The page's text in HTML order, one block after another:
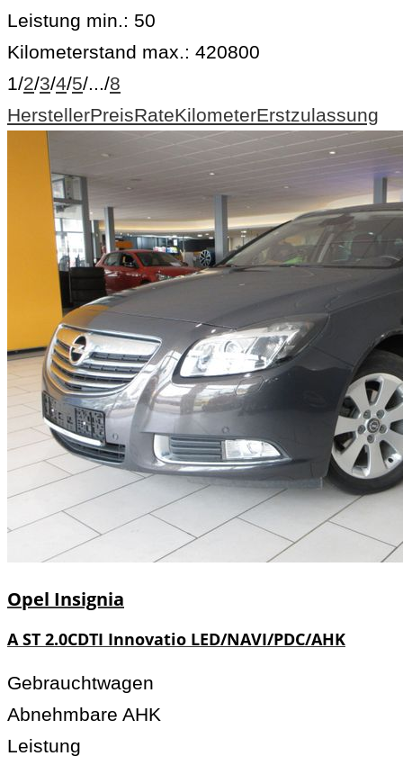
Leistung min.: 50
Kilometerstand max.: 420800
1/2/3/4/5/.../8
HerstellerPreisRateKilometerErstzulassung
Opel Insignia
A ST 2.0CDTI Innovatio LED/NAVI/PDC/AHK
Gebrauchtwagen
Abnehmbare AHK
Leistung